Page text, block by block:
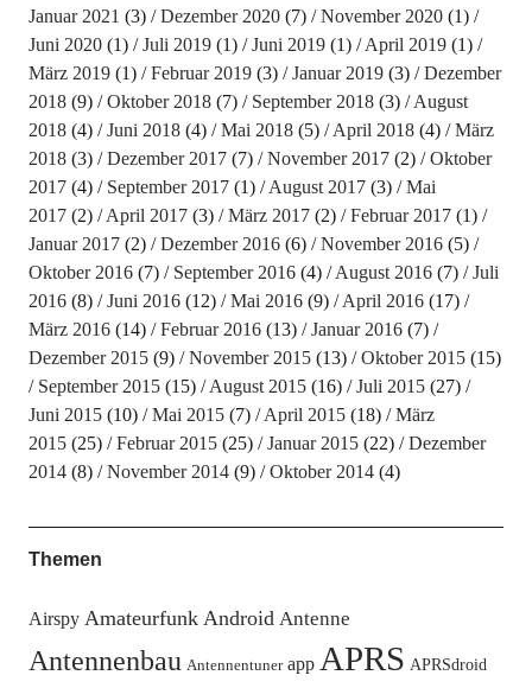
Januar 2021 (3) Dezember 2020(7) November 2020(1)
Juni 2020(1) Juli 2019(1) Juni 2019(1) April 2019(1)
März 2019(1) Februar 2019(3) Januar 2019(3)
Dezember
2018(9) Oktober 2018(7) September 2018(3)
August
2018(4) Juni 2018(4) Mai 2018(5) April 2018(4)
März
2018(3) Dezember 2017(7) November 2017(2)
Oktober
2017(4) September 2017(1) August 2017(3)
Mai
2017(2) April 2017(3) März 2017(2) Februar 2017(1)
Januar 2017(2) Dezember 2016(6) November 2016(5)
Oktober 2016(7) September 2016(4) August 2016(7)
Juli
2016(8) Juni 2016(12) Mai 2016(9) April 2016(17)
März 2016(14) Februar 2016(13) Januar 2016(7)
Dezember 2015(9) November 2015(13) Oktober 2015(15)
September 2015(15) August 2015(16) Juli 2015(27)
Juni 2015(10) Mai 2015(7) April 2015(18)
März
2015(25) Februar 2015(25) Januar 2015(22)
Dezember
2014(8) November 2014(9) Oktober 2014(4)
Themen
Airspy Amateurfunk Android Antenne
Antennenbau Antennentuner app APRS APRSdroid